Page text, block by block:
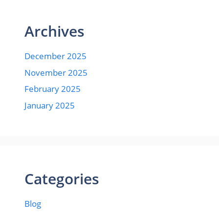
Archives
December 2025
November 2025
February 2025
January 2025
Categories
Blog